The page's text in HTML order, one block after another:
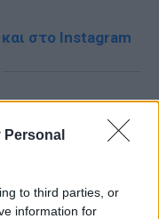
Personal
to third parties, or
information for
στο Instagram